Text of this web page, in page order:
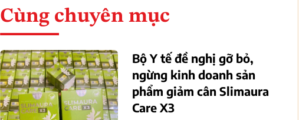
Cùng chuyên mục
Bộ Y tế đề nghị gỡ bỏ,
ngừng kinh doanh sản
phẩm giảm cân Slimaura
Care X3